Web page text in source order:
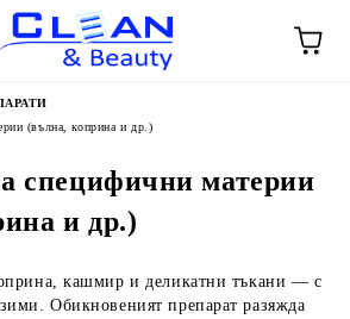
(вълна, коприна и др.)
специфични материи
и др.)
кашмир и деликатни тъкани — с
Обикновеният препарат разяжда